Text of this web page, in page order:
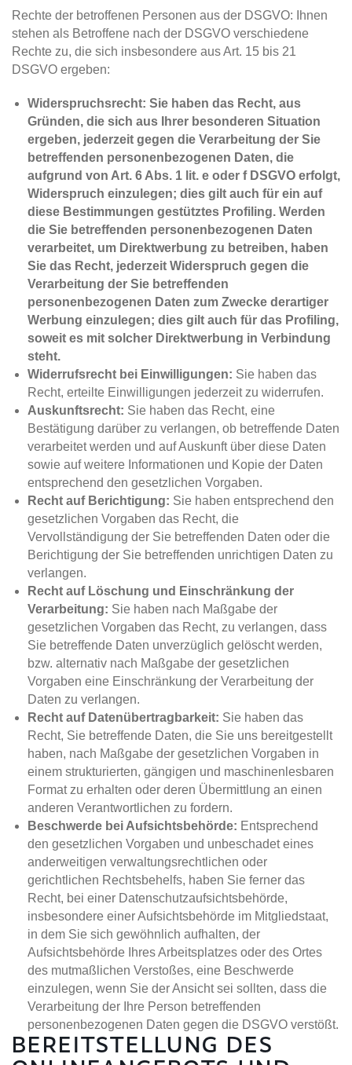
HOME
NEWS
ABOUT
ACQUISITION
Rechte der betroffenen Personen aus der DSGVO: Ihnen
stehen als Betroffene nach der DSGVO verschiedene
Rechte zu, die sich insbesondere aus Art. 15 bis 21
DSGVO ergeben:
Widerspruchsrecht: Sie haben das Recht, aus
Gründen, die sich aus Ihrer besonderen Situation
ergeben, jederzeit gegen die Verarbeitung der Sie
betreffenden personenbezogenen Daten, die
aufgrund von Art. 6 Abs. 1 lit. e oder f DSGVO erfolgt,
Widerspruch einzulegen; dies gilt auch für ein auf
diese Bestimmungen gestütztes Profiling. Werden
die Sie betreffenden personenbezogenen Daten
verarbeitet, um Direktwerbung zu betreiben, haben
Sie das Recht, jederzeit Widerspruch gegen die
Verarbeitung der Sie betreffenden
personenbezogenen Daten zum Zwecke derartiger
Werbung einzulegen; dies gilt auch für das Profiling,
soweit es mit solcher Direktwerbung in Verbindung
steht.
Widerrufsrecht bei Einwilligungen: Sie haben das
Recht, erteilte Einwilligungen jederzeit zu widerrufen.
Auskunftsrecht: Sie haben das Recht, eine
Bestätigung darüber zu verlangen, ob betreffende Daten
verarbeitet werden und auf Auskunft über diese Daten
sowie auf weitere Informationen und Kopie der Daten
entsprechend den gesetzlichen Vorgaben.
Recht auf Berichtigung: Sie haben entsprechend den
gesetzlichen Vorgaben das Recht, die
Vervollständigung der Sie betreffenden Daten oder die
Berichtigung der Sie betreffenden unrichtigen Daten zu
verlangen.
Recht auf Löschung und Einschränkung der
Verarbeitung: Sie haben nach Maßgabe der
gesetzlichen Vorgaben das Recht, zu verlangen, dass
Sie betreffende Daten unverzüglich gelöscht werden,
bzw. alternativ nach Maßgabe der gesetzlichen
Vorgaben eine Einschränkung der Verarbeitung der
Daten zu verlangen.
Recht auf Datenübertragbarkeit: Sie haben das
Recht, Sie betreffende Daten, die Sie uns bereitgestellt
haben, nach Maßgabe der gesetzlichen Vorgaben in
einem strukturierten, gängigen und maschinenlesbaren
Format zu erhalten oder deren Übermittlung an einen
anderen Verantwortlichen zu fordern.
Beschwerde bei Aufsichtsbehörde: Entsprechend
den gesetzlichen Vorgaben und unbeschadet eines
anderweitigen verwaltungsrechtlichen oder
gerichtlichen Rechtsbehelfs, haben Sie ferner das
Recht, bei einer Datenschutzaufsichtsbehörde,
insbesondere einer Aufsichtsbehörde im Mitgliedstaat,
in dem Sie sich gewöhnlich aufhalten, der
Aufsichtsbehörde Ihres Arbeitsplatzes oder des Ortes
des mutmaßlichen Verstoßes, eine Beschwerde
einzulegen, wenn Sie der Ansicht sei sollten, dass die
Verarbeitung der Ihre Person betreffenden
personenbezogenen Daten gegen die DSGVO verstößt.
BEREITSTELLUNG DES